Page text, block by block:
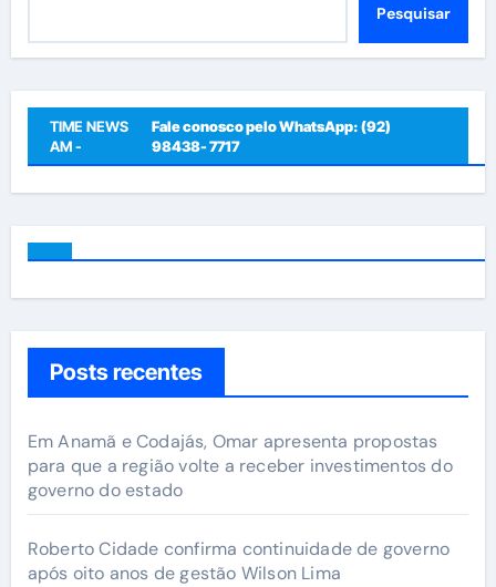
Pesquisar
TIME NEWS
AM -
Fale conosco pelo WhatsApp: (92)
98438- 7717
Posts recentes
Em Anamã e Codajás, Omar apresenta propostas
para que a região volte a receber investimentos do
governo do estado
Roberto Cidade confirma continuidade de governo
após oito anos de gestão Wilson Lima